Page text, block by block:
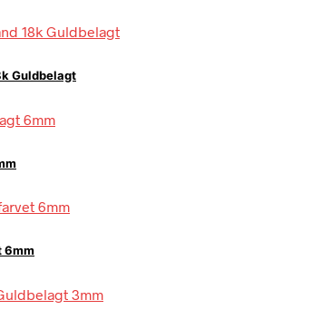
Guldbelagt
6mm